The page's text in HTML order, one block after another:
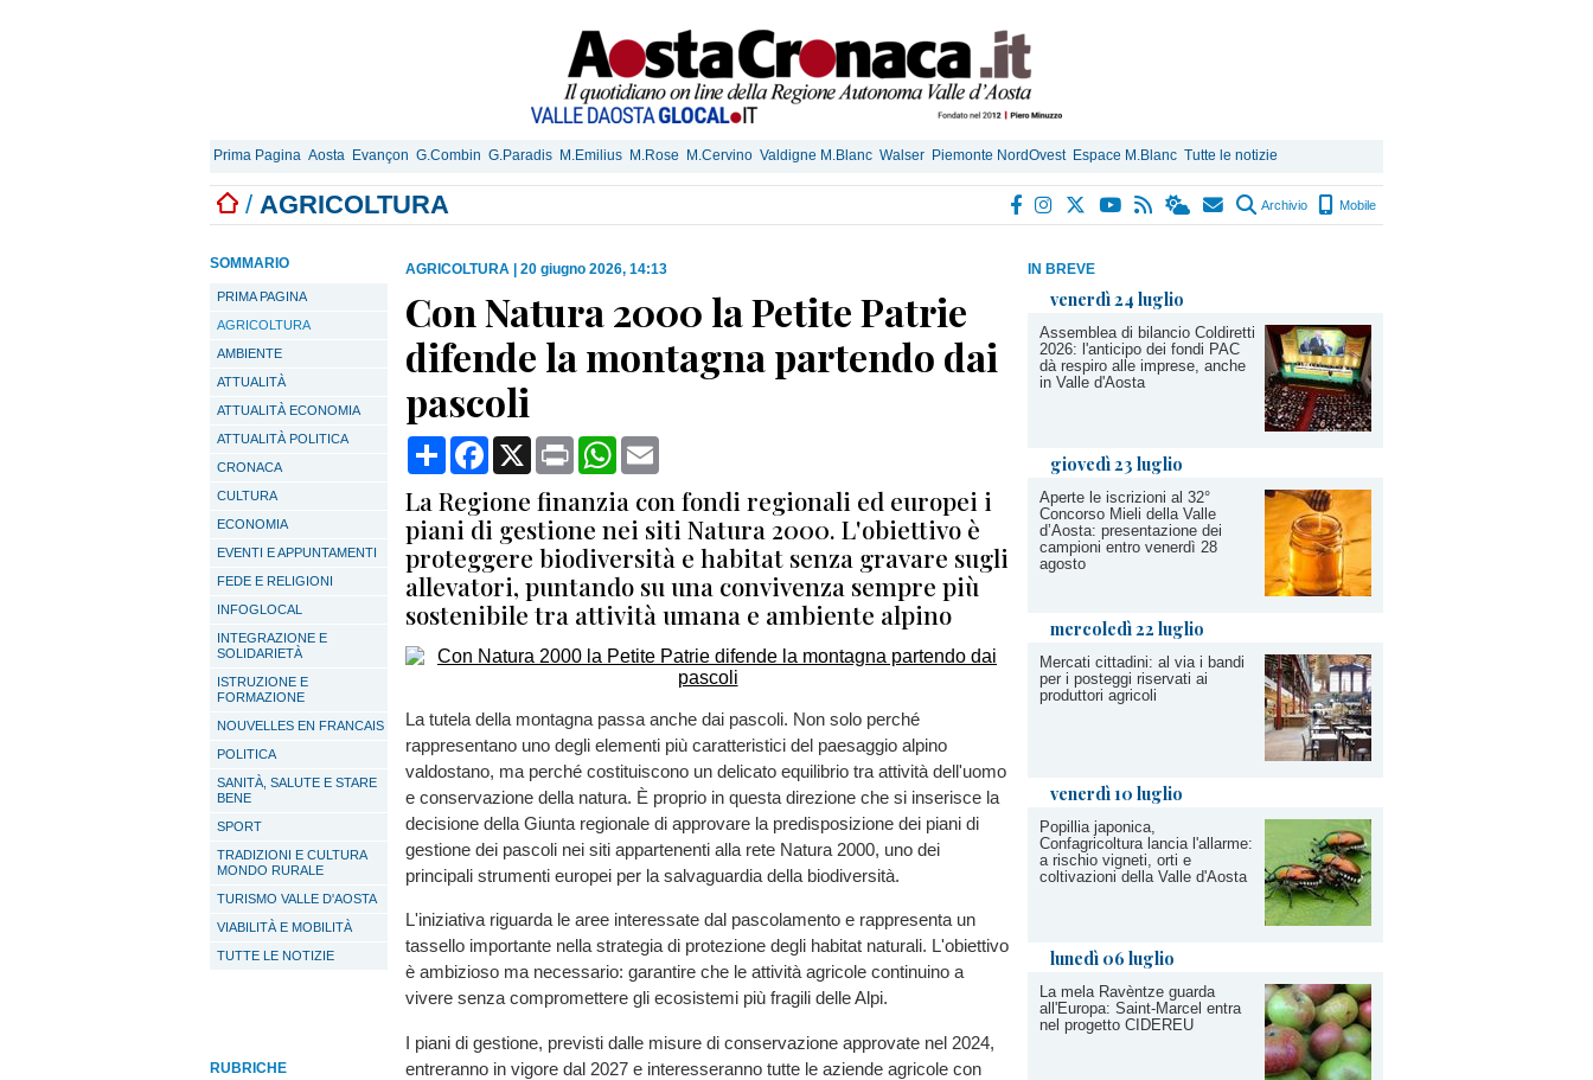
Prima Pagina Aosta Evançon G.Combin G.Paradis M.Emilius M.Rose M.Cervino Valdigne M.Blanc Walser Piemonte NordOvest Espace M.Blanc Tutte le notizie
/ AGRICOLTURA Archivio Mobile
IN BREVE
venerdì 24 luglio
Assemblea di bilancio Coldiretti
2026: l'anticipo dei fondi PAC
dà respiro alle imprese, anche
in Valle d'Aosta
giovedì 23 luglio
Aperte le iscrizioni al 32°
Concorso Mieli della Valle
d’Aosta: presentazione dei
campioni entro venerdì 28
agosto
mercoledì 22 luglio
Mercati cittadini: al via i bandi
per i posteggi riservati ai
produttori agricoli
venerdì 10 luglio
Popillia japonica,
Confagricoltura lancia l'allarme:
a rischio vigneti, orti e
coltivazioni della Valle d'Aosta
lunedì 06 luglio
La mela Ravèntze guarda
all'Europa: Saint-Marcel entra
nel progetto CIDEREU
SOMMARIO
PRIMA PAGINA
AGRICOLTURA
AMBIENTE
ATTUALITÀ
ATTUALITÀ ECONOMIA
ATTUALITÀ POLITICA
CRONACA
CULTURA
ECONOMIA
EVENTI E APPUNTAMENTI
FEDE E RELIGIONI
INFOGLOCAL
INTEGRAZIONE E
SOLIDARIETÀ
ISTRUZIONE E
FORMAZIONE
NOUVELLES EN FRANCAIS
POLITICA
SANITÀ, SALUTE E STARE
BENE
SPORT
TRADIZIONI E CULTURA
MONDO RURALE
TURISMO VALLE D'AOSTA
VIABILITÀ E MOBILITÀ
TUTTE LE NOTIZIE
RUBRICHE
AGRICOLTURA 20 giugno 2026, 14:13
Con Natura 2000 la Petite Patrie
difende la montagna partendo dai
pascoli
CondividiFacebook
X Print WhatsApp
La Regione finanzia con fondi regionali ed europei i
piani di gestione nei siti Natura 2000. L'obiettivo è
proteggere biodiversità e habitat senza gravare sugli
allevatori, puntando su una convivenza sempre più
sostenibile tra attività umana e ambiente alpino
La tutela della montagna passa anche dai pascoli. Non solo perché
rappresentano uno degli elementi più caratteristici del paesaggio alpino
valdostano, ma perché costituiscono un delicato equilibrio tra attività dell'uomo
e conservazione della natura. È proprio in questa direzione che si inserisce la
decisione della Giunta regionale di approvare la predisposizione dei piani di
gestione dei pascoli nei siti appartenenti alla rete Natura 2000, uno dei
principali strumenti europei per la salvaguardia della biodiversità.
L'iniziativa riguarda le aree interessate dal pascolamento e rappresenta un
tassello importante nella strategia di protezione degli habitat naturali. L'obiettivo
è ambizioso ma necessario: garantire che le attività agricole continuino a
vivere senza compromettere gli ecosistemi più fragili delle Alpi.
I piani di gestione, previsti dalle misure di conservazione approvate nel 2024,
entreranno in vigore dal 2027 e interesseranno tutte le aziende agricole con